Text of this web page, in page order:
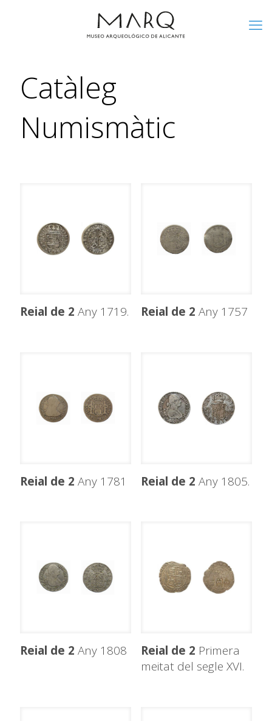
Catàleg
Numismàtic
Reial de 2 Any 1719. Reial de 2 Any 1757
Reial de 2 Any 1781 Reial de 2 Any 1805.
Reial de 2 Any 1808 Reial de 2 Primera
meitat del segle XVI.